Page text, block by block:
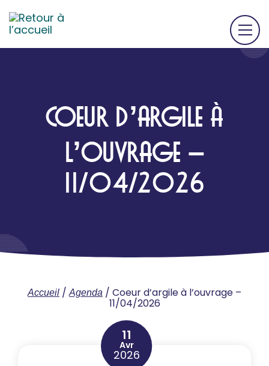
COEUR D’ARGILE À
L’OUVRAGE –
11/04/2026
Accueil /Agenda / Coeur d’argile à l’ouvrage –
11/04/2026
11
Avr
2026